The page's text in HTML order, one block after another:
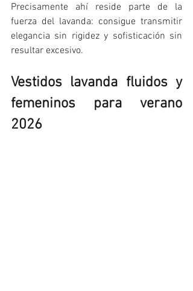
Precisamente ahí reside parte de la
fuerza del lavanda: consigue transmitir
elegancia sin rigidez y sofisticación sin
resultar excesivo.
Vestidos lavanda fluidos y
femeninos para verano
2026